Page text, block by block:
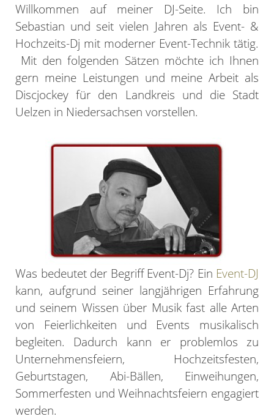
Willkommen auf meiner DJ-Seite. Ich bin
Sebastian und seit vielen Jahren als Event- &
Hochzeits-Dj mit moderner Event-Technik tätig.
Mit den folgenden Sätzen möchte ich Ihnen
gern meine Leistungen und meine Arbeit als
Discjockey für den Landkreis und die Stadt
Uelzen in Niedersachsen vorstellen.
Was bedeutet der Begriff Event-Dj? Ein Event-DJ
kann, aufgrund seiner langjährigen Erfahrung
und seinem Wissen über Musik fast alle Arten
von Feierlichkeiten und Events musikalisch
begleiten. Dadurch kann er problemlos zu
Unternehmensfeiern, Hochzeitsfesten,
Geburtstagen, Abi-Bällen, Einweihungen,
Sommerfesten und Weihnachtsfeiern engagiert
werden.